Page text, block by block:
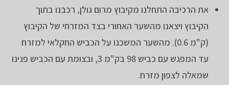
את הרכיבה התחלנו מקיבוץ מרום גולן, רכבנו בתוך
הקיבוץ ויצאנו מהשער האחורי בצד המזרחי של הקיבוץ
(ק"מ 0.6). מהשער המשכנו על הכביש החקלאי למזרח
עד המפגש עם כביש 98 בק"מ 3, ובצומת עם הכביש פנינו
שמאלה לצפון מזרח.